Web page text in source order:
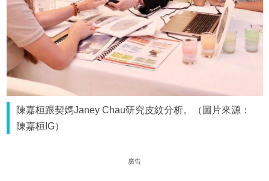
陳嘉桓跟契媽Janey Chau研究皮紋分析。（圖片來源：
陳嘉桓IG）
廣告